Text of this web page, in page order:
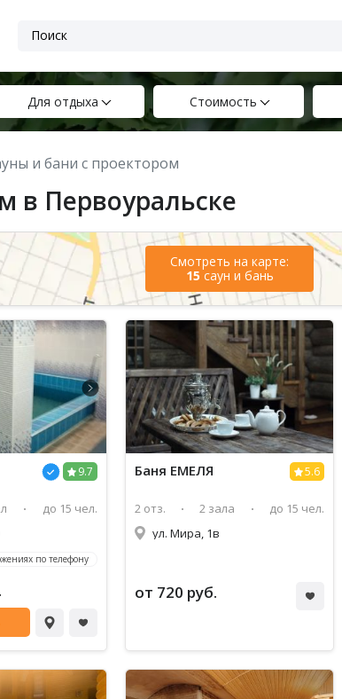
Для отдыха Стоимость
и бани с проектором
в Первоуральске
Смотреть на карте:
15саун и бань
9.7
до 15 чел.
по телефону
5.6
Баня ЕМЕЛЯ
2 отз. 2 зала
до 15 чел.
ул. Мира, 1в
от 720 руб.